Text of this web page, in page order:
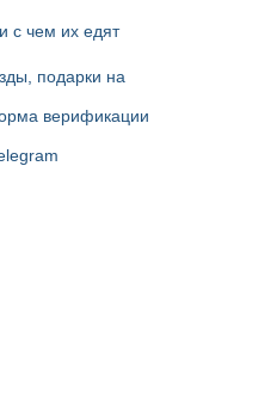
с чем их едят
подарки на
верификации